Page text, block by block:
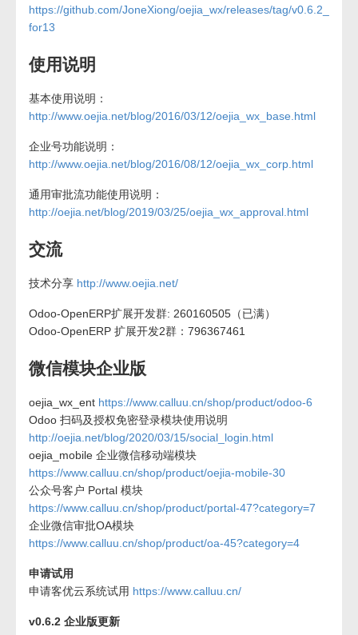
https://github.com/JoneXiong/oejia_wx/releases/tag/v0.6.2_
for13
使用说明
基本使用说明：
http://www.oejia.net/blog/2016/03/12/oejia_wx_base.html
企业号功能说明：
http://www.oejia.net/blog/2016/08/12/oejia_wx_corp.html
通用审批流功能使用说明：
http://oejia.net/blog/2019/03/25/oejia_wx_approval.html
交流
技术分享 http://www.oejia.net/
Odoo-OpenERP扩展开发群: 260160505（已满）
Odoo-OpenERP 扩展开发2群：796367461
微信模块企业版
oejia_wx_ent https://www.calluu.cn/shop/product/odoo-6
Odoo 扫码及授权免密登录模块使用说明
http://oejia.net/blog/2020/03/15/social_login.html
oejia_mobile 企业微信移动端模块
https://www.calluu.cn/shop/product/oejia-mobile-30
公众号客户 Portal 模块
https://www.calluu.cn/shop/product/portal-47?category=7
企业微信审批OA模块
https://www.calluu.cn/shop/product/oa-45?category=4
申请试用
申请客优云系统试用 https://www.calluu.cn/
v0.6.2 企业版更新